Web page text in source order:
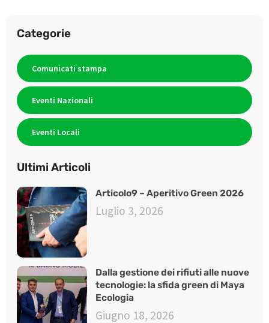
Categorie
Comunicati stampa
Eventi Nazionali
Eventi Locali
Ultimi Articoli
Articolo9 – Aperitivo Green 2026
Luglio 3, 2026
Dalla gestione dei rifiuti alle nuove
tecnologie: la sfida green di Maya
Ecologia
Giugno 18, 2026